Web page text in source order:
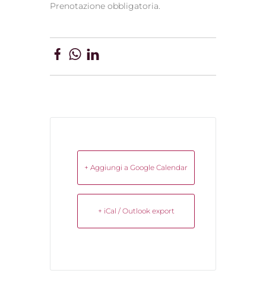
Prenotazione obbligatoria.
+ Aggiungi a Google Calendar
+ iCal / Outlook export